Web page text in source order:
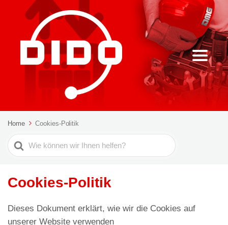
Home Cookies-Politik
Suche
nach
Cookies-Politik
Dieses Dokument erklärt, wie wir die Cookies auf
unserer Website verwenden